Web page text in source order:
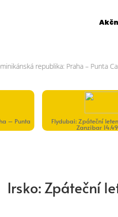
republika: Praha – Punta Cana
– Punta Flydubai: Zpáteční
Zanzibar
Irsko: Zpáteční